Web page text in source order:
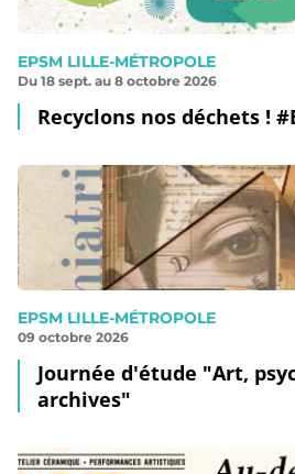
EPSM LILLE-MÉTROPOLE
Du 18 sept. au 8 octobre 2026
Recyclons nos déchets !
EPSM LILLE-MÉTROPOLE
09 octobre 2026
Journée d'étude "Art,
archives"